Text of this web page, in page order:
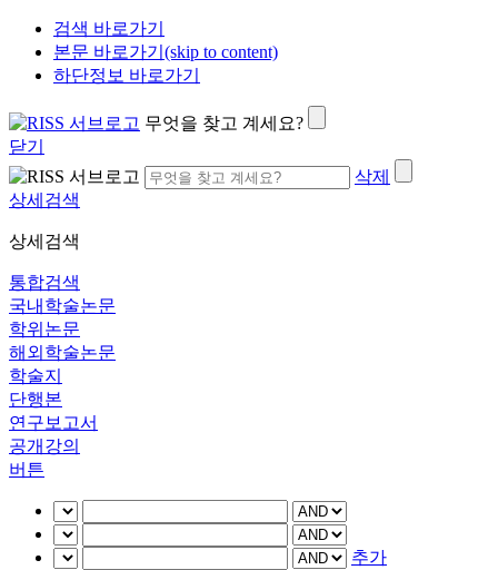
검색 바로가기
본문 바로가기(skip to content)
하단정보 바로가기
무엇을 찾고 계세요?
닫기
삭제
상세검색
상세검색
통합검색
국내학술논문
학위논문
해외학술논문
학술지
단행본
연구보고서
공개강의
버튼
추가